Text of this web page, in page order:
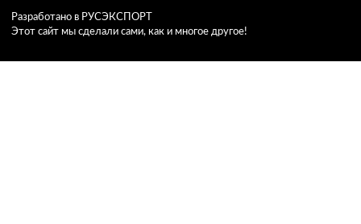
Разработано в РУСЭКСПОРТ
Этот сайт мы сделали сами, как и многое другое!